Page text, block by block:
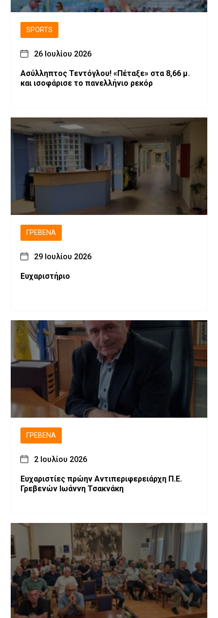
SPORTS
26 Ιουλίου 2026
Ασύλληπτος Τεντόγλου! «Πέταξε» στα 8,66 μ.
και ισοφάρισε το πανελλήνιο ρεκόρ
ΓΡΕΒΕΝΆ
29 Ιουλίου 2026
Ευχαριστήριο
ΓΡΕΒΕΝΆ
2 Ιουλίου 2026
Ευχαριστίες πρώην Αντιπεριφερειάρχη Π.Ε.
Γρεβενών Ιωάννη Τσακνάκη